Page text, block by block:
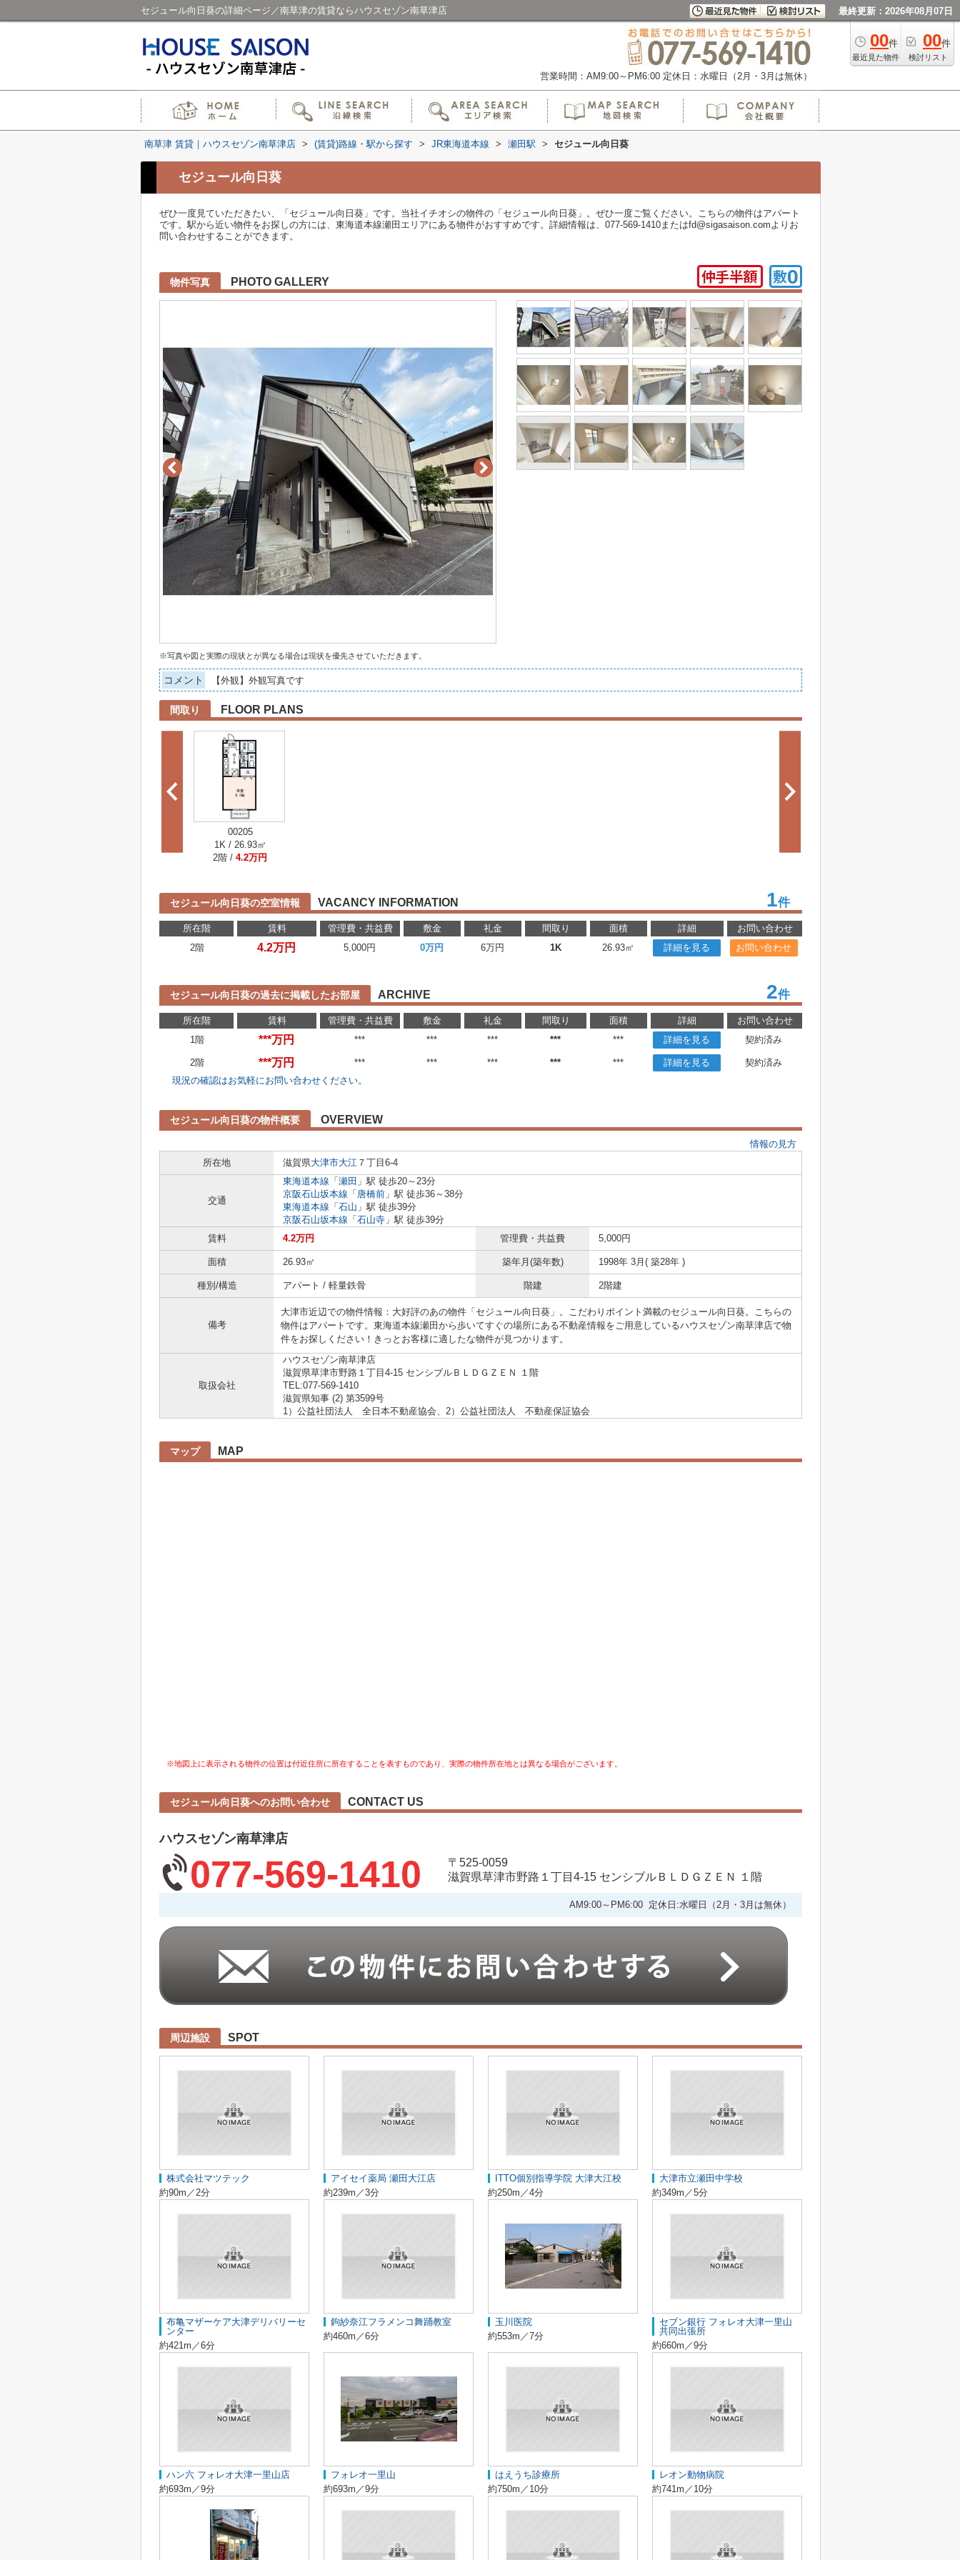
セジュール向日葵の詳細ページ／南草津の賃貸ならハウスセゾン南草津店 最終更新：2026年08月07日
00件
最近見た物件
00件
検討リスト
営業時間：AM9:00～PM6:00 定休日：水曜日（2月・3月は無休）
南草津 賃貸｜ハウスセゾン南草津店 > (賃貸)路線・駅から探す > JR東海道本線 > 瀬田駅 > セジュール向日葵
セジュール向日葵
ぜひ一度見ていただきたい、「セジュール向日葵」です。当社イチオシの物件の「セジュール向日葵」。ぜひ一度ご覧ください。こちらの物件はアパート
です。駅から近い物件をお探しの方には、東海道本線瀬田エリアにある物件がおすすめです。詳細情報は、077-569-1410またはfd@sigasaison.comよりお
問い合わせすることができます。
物件写真 PHOTO GALLERY
※写真や図と実際の現状とが異なる場合は現状を優先させていただきます。
コメント 【外観】外観写真です
間取り FLOOR PLANS
00205
1K / 26.93㎡
2階 / 4.2万円
セジュール向日葵の空室情報 VACANCY INFORMATION 1件
所在階 賃料 管理費・共益費 敷金 礼金 間取り 面積 詳細
お問い合わせ
2階
4.2万円 5,000円 0万円 6万円 1K 26.93㎡ 詳細を見る お問い合わせ
セジュール向日葵の過去に掲載したお部屋 ARCHIVE 2件
所在階 賃料 管理費・共益費 敷金 礼金 間取り 面積 詳細
お問い合わせ
1階
***万円 *** *** *** *** *** 詳細を見る 契約済み
2階 ***万円 *** *** *** *** *** 詳細を見る
契約済み
現況の確認はお気軽にお問い合わせください。
セジュール向日葵の物件概要 OVERVIEW
情報の見方
所在地
滋賀県大津市大江 ７丁目6-4
交通
東海道本線 「 瀬田 」駅 徒歩20～23分
京阪石山坂本線 「 唐橋前 」駅 徒歩36～38分
東海道本線 「 石山 」駅 徒歩39分
京阪石山坂本線 「 石山寺 」駅 徒歩39分
賃料
4.2万円 管理費・共益費 5,000円
面積 26.93㎡ 築年月(築年数) 1998年 3月( 築28年 )
種別/構造 アパート / 軽量鉄骨 階建 2階建
備考
大津市近辺での物件情報：大好評のあの物件「セジュール向日葵」。こだわりポイント満載のセジュール向日葵。こちらの
物件はアパートです。東海道本線瀬田から歩いてすぐの場所にある不動産情報をご用意しているハウスセゾン南草津店で物
件をお探しください！きっとお客様に適したな物件が見つかります。
取扱会社
ハウスセゾン南草津店
滋賀県草津市野路１丁目4-15 センシブルＢＬＤＧＺＥＮ １階
TEL:077-569-1410
滋賀県知事 (2) 第3599号
1）公益社団法人 全日本不動産協会、2）公益社団法人 不動産保証協会
マップ MAP
※地図上に表示される物件の位置は付近住所に所在することを表すものであり、実際の物件所在地とは異なる場合がございます。
セジュール向日葵へのお問い合わせ CONTACT US
ハウスセゾン南草津店
077-569-1410
〒525-0059
滋賀県草津市野路１丁目4-15 センシブルＢＬＤＧＺＥＮ １階
AM9:00～PM6:00 定休日:水曜日（2月・3月は無休）
周辺施設 SPOT
株式会社マツテック
約90m／2分
アイセイ薬局 瀬田大江店
約239m／3分
ITTO個別指導学院 大津大江校
約250m／4分
大津市立瀬田中学校
約349m／5分
布亀マザーケア大津デリバリーセ
ンター
約421m／6分
鉤紗奈江フラメンコ舞踊教室
約460m／6分
玉川医院
約553m／7分
セブン銀行 フォレオ大津一里山
共同出張所
約660m／9分
ハン六 フォレオ大津一里山店
約693m／9分
フォレオ一里山
約693m／9分
はえうち診療所
約750m／10分
レオン動物病院
約741m／10分